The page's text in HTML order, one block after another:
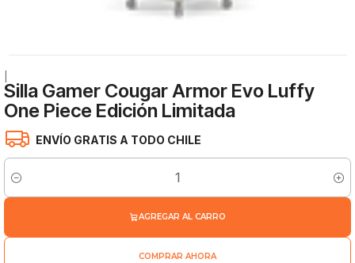
Silla Gamer Cougar Armor Evo Luffy
One Piece Edición Limitada
ENVÍO GRATIS A TODO CHILE
Cantidad
AGREGAR AL CARRO
COMPRAR AHORA